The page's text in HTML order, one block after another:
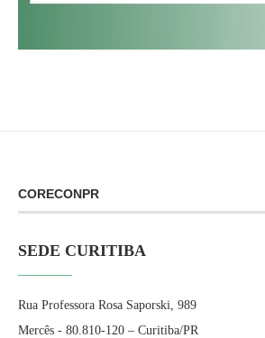
CORECONPR
SEDE CURITIBA
Rua Professora Rosa Saporski, 989
Mercês - 80.810-120 – Curitiba/PR